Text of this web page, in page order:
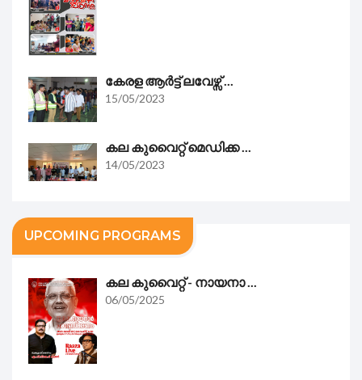
കേരള ആർട്ട് ലവേഴ്സ് ...
15/05/2023
കല കുവൈറ്റ്‌ മെഡിക്ക ...
14/05/2023
UPCOMING PROGRAMS
കല കുവൈറ്റ്‌ - നായനാ ...
06/05/2025